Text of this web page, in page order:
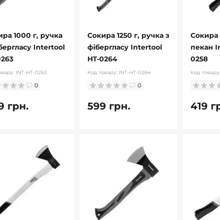
1000 г, ручка
Intertool
INT-HT-0263
0
грн.
Сокира 1250 г, ручка з
фібергласу Intertool
HT-0264
Код товару: INT-HT-0264
0
599 грн.
Сокира
пекан
0258
Код
419